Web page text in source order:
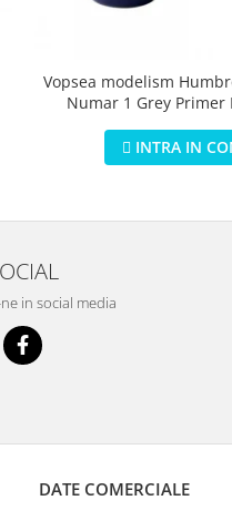
Vopsea modelism
Numar 1 Grey Primer
INTRA IN
in social media
DATE COMERCIALE